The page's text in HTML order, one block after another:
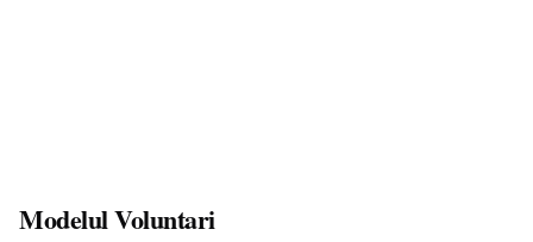
Modelul Voluntari